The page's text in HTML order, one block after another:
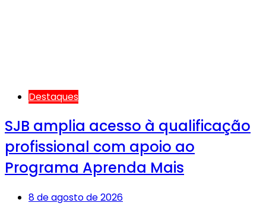
Destaques
SJB amplia acesso à qualificação
profissional com apoio ao
Programa Aprenda Mais
8 de agosto de 2026